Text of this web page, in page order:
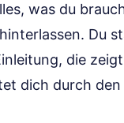
was du
Du
die
dich durch